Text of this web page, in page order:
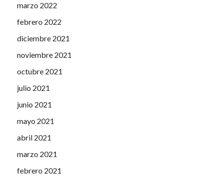
marzo 2022
febrero 2022
diciembre 2021
noviembre 2021
octubre 2021
julio 2021
junio 2021
mayo 2021
abril 2021
marzo 2021
febrero 2021